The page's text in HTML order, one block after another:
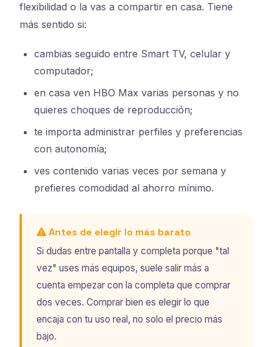
flexibilidad o la vas a compartir en casa. Tiene
más sentido si:
cambias seguido entre Smart TV, celular y
computador;
en casa ven HBO Max varias personas y no
quieres choques de reproducción;
te importa administrar perfiles y preferencias
con autonomía;
ves contenido varias veces por semana y
prefieres comodidad al ahorro mínimo.
Antes de elegir lo más barato
Si dudas entre pantalla y completa porque "tal
vez" uses más equipos, suele salir más a
cuenta empezar con la completa que comprar
dos veces. Comprar bien es elegir lo que
encaja con tu uso real, no solo el precio más
bajo.